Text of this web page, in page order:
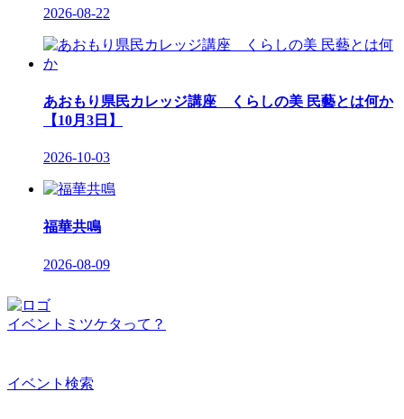
2026-08-22
あおもり県民カレッジ講座 くらしの美 民藝とは何か
【10月3日】
2026-10-03
福華共鳴
2026-08-09
イベントミツケタって？
イベント検索